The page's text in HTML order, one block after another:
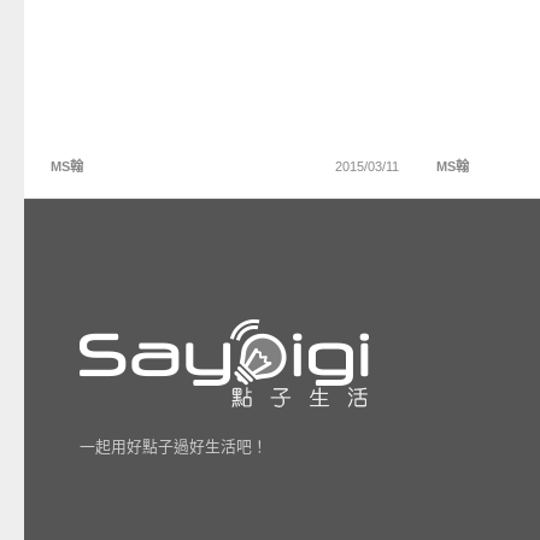
MS翰 2015/03/11 MS翰
一起用好點子過好生活吧！